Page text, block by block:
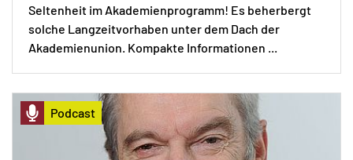
Seltenheit im Akademienprogramm! Es beherbergt
solche Langzeitvorhaben unter dem Dach der
Akademienunion. Kompakte Informationen ...
Podcast